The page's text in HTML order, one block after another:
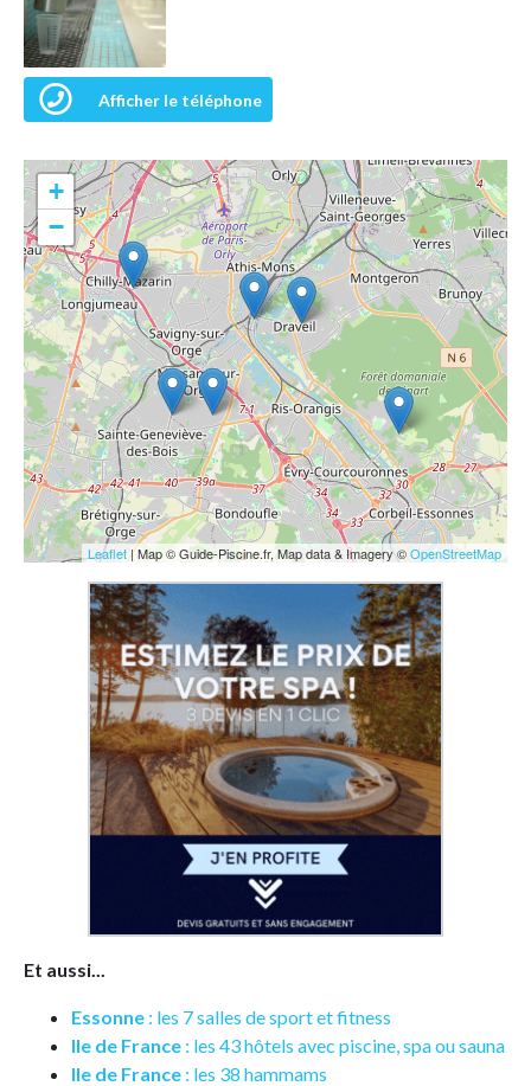
Afficher le téléphone
+
−
Leaflet| Map © Guide-Piscine.fr, Map data & Imagery ©OpenStreetMap
Et aussi...
Essonne : les 7 salles de sport et fitness
Ile de France : les 43 hôtels avec piscine, spa ou sauna
Ile de France : les 38 hammams